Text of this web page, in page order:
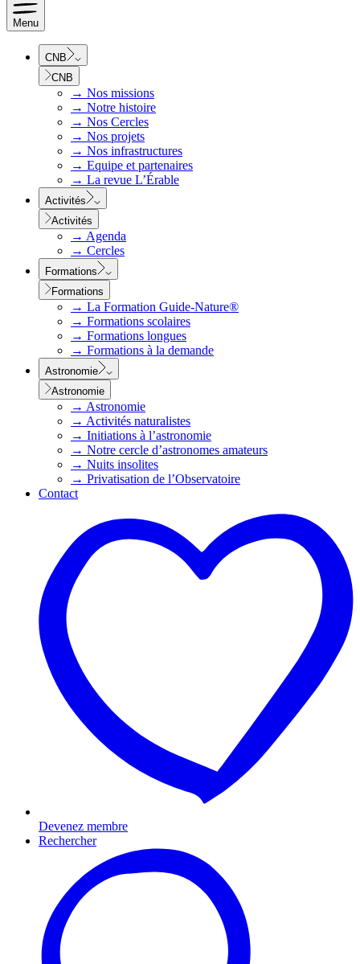
Menu
CNB
CNB
→ Nos missions
→ Notre histoire
→ Nos Cercles
→ Nos projets
→ Nos infrastructures
→ Equipe et partenaires
→ La revue L’Érable
Activités
Activités
→ Agenda
→ Cercles
Formations
Formations
→ La Formation Guide-Nature®
→ Formations scolaires
→ Formations longues
→ Formations à la demande
Astronomie
Astronomie
→ Astronomie
→ Activités naturalistes
→ Initiations à l’astronomie
→ Notre cercle d’astronomes amateurs
→ Nuits insolites
→ Privatisation de l’Observatoire
Contact
Devenez membre
Rechercher